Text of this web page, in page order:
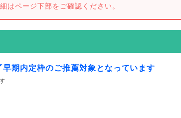
はページ下部をご確認ください。
内定枠のご推薦対象となっています